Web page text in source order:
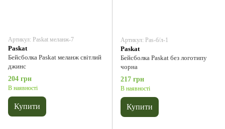
Артикул: Paskat меланж-7
Paskat
Бейсболка Paskat меланж світлий
джинс
204 грн
В наявності
Купити
Артикул: Pas-б/л-1
Paskat
Бейсболка Paskat без логотипу
чорна
217 грн
В наявності
Купити